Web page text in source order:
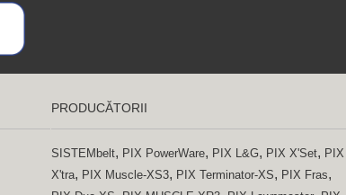
PRODUCĂTORII
SISTEMbelt, PIX PowerWare, PIX L&G, PIX X'Set, PIX
X'tra, PIX Muscle-XS3, PIX Terminator-XS, PIX Fras,